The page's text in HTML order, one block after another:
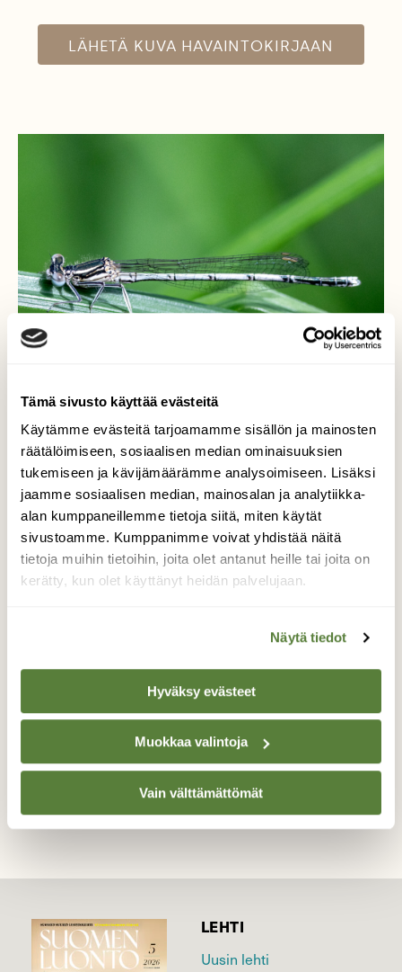
Tämä sivusto käyttää evästeitä
Käytämme evästeitä tarjoamamme sisällön ja mainosten
räätälöimiseen, sosiaalisen median ominaisuuksien
tukemiseen ja kävijämäärämme analysoimiseen. Lisäksi
jaamme sosiaalisen median, mainosalan ja analytiikka-
alan kumppaneillemme tietoja siitä, miten käytät
sivustoamme. Kumppanimme voivat yhdistää näitä
tietoja muihin tietoihin, joita olet antanut heille tai joita on
kerätty, kun olet käyttänyt heidän palvelujaan.
Näytä tiedot
Hyväksy evästeet
Muokkaa valintoja
Vain välttämättömät
LÄHETÄ KUVA HAVAINTOKIRJAAN
sulkakoipikorento
(Platycnemis pennipes).
Kuvan mahdollisesti sulkakoipokorento oli
varrella aurinkoisessa säässä.
LEHTI
Uusin lehti